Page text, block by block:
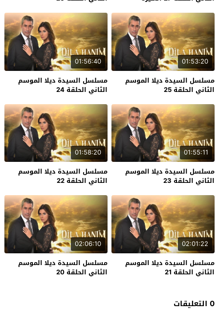
01:53:20
مسلسل السيدة ديلا الموسم
الثاني الحلقة 25
01:56:40
مسلسل السيدة ديلا الموسم
الثاني الحلقة 24
01:55:11
مسلسل السيدة ديلا الموسم
الثاني الحلقة 23
01:58:20
مسلسل السيدة ديلا الموسم
الثاني الحلقة 22
02:01:22
مسلسل السيدة ديلا الموسم
الثاني الحلقة 21
02:06:10
مسلسل السيدة ديلا الموسم
الثاني الحلقة 20
0 التعليقات